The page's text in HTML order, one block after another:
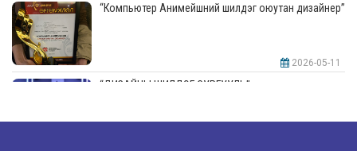
“Компьютер Анимейшний шилдэг оюутан дизайнер”
2026-05-11
“ДИЗАЙНЫ ШИЛДЭГ СУРГУУЛЬ”-аар шалгарлаа